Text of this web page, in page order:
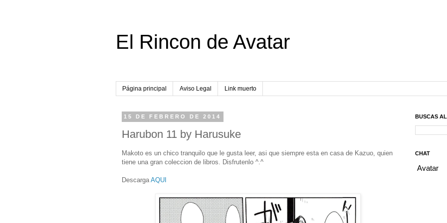
El Rincon de Avatar
Página principal Aviso Legal Link muerto
15 DE FEBRERO DE 2014
Harubon 11 by Harusuke
Makoto es un chico tranquilo que le gusta leer, asi que siempre esta en casa de Kazuo, quien
tiene una gran coleccion de libros. Disfrutenlo ^.^
DescargaAQUI
BUSCAS
CHAT